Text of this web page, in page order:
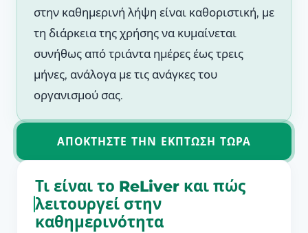
στην καθημερινή λήψη είναι καθοριστική, με
τη διάρκεια της χρήσης να κυμαίνεται
συνήθως από τριάντα ημέρες έως τρεις
μήνες, ανάλογα με τις ανάγκες του
οργανισμού σας.
ΑΠΟΚΤΉΣΤΕ ΤΗΝ ΈΚΠΤΩΣΗ ΤΏΡΑ
Τι είναι το ReLiver και πώς
λειτουργεί στην
καθημερινότητα